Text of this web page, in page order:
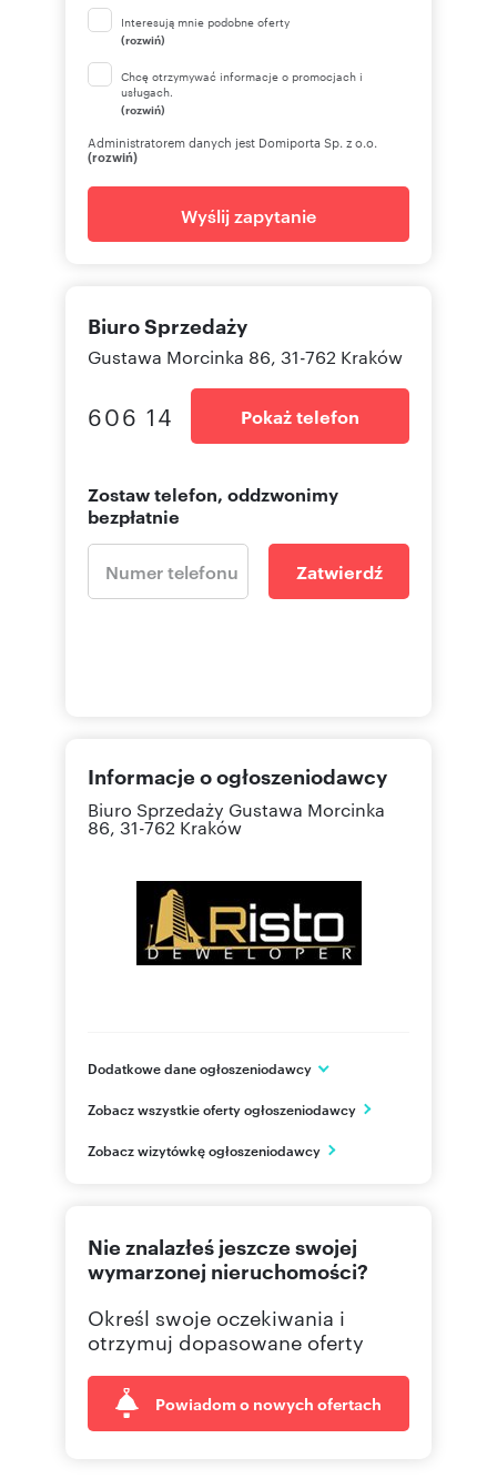
Interesują mnie podobne oferty
(rozwiń)
Chcę otrzymywać informacje o promocjach i
usługach.
(rozwiń)
Administratorem danych jest Domiporta Sp. z o.o.
(rozwiń)
Wyślij zapytanie
Biuro Sprzedaży
Gustawa Morcinka 86, 31-762 Kraków
606 14 Pokaż telefon
Zostaw telefon, oddzwonimy
bezpłatnie
Zatwierdź
Informacje o ogłoszeniodawcy
Biuro Sprzedaży Gustawa Morcinka
86, 31-762 Kraków
Dodatkowe dane ogłoszeniodawcy
ul. Klonów 102
małopolskie
Zobacz wszystkie oferty ogłoszeniodawcy
Zobacz wizytówkę ogłoszeniodawcy
Nie znalazłeś jeszcze swojej
wymarzonej nieruchomości?
Określ swoje oczekiwania i
otrzymuj dopasowane oferty
Powiadom o nowych ofertach